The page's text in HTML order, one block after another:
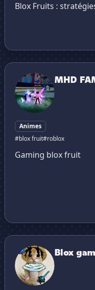
Blox Fruits :
MHD FAMILY
MHD
Animes
#blox fruit#roblox
Gaming blox fruit
Blox gaming [fr]
Blox